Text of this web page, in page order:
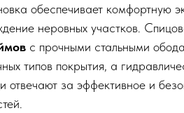
обеспечивает комфортную
неровных участков.
с прочными стальными
типов покрытия, а
отвечают за эффективное и